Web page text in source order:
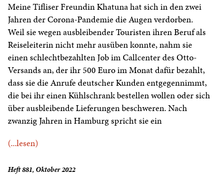
Meine Tifliser Freundin Khatuna hat sich in den zwei
Jahren der Corona-Pandemie die Augen verdorben.
Weil sie wegen ausbleibender Touristen ihren Beruf als
Reiseleiterin nicht mehr ausüben konnte, nahm sie
einen schlechtbezahlten Job im Callcenter des Otto-
Versands an, der ihr 500 Euro im Monat dafür bezahlt,
dass sie die Anrufe deutscher Kunden entgegennimmt,
die bei ihr einen Kühlschrank bestellen wollen oder sich
über ausbleibende Lieferungen beschweren. Nach
zwanzig Jahren in Hamburg spricht sie ein
(...lesen)
Heft 881, Oktober 2022